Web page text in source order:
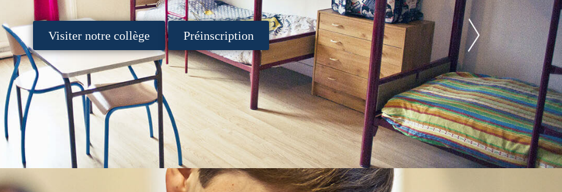
Visiter notre collège Préinscription